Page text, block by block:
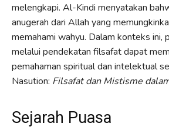
melengkapi. Al-Kindi menyatakan
anugerah dari Allah yang
memahami wahyu. Dalam konteks ini,
melalui pendekatan filsafat dapat
pemahaman spiritual dan intelektual
Nasution: Filsafat dan Mistisme
Sejarah Puasa